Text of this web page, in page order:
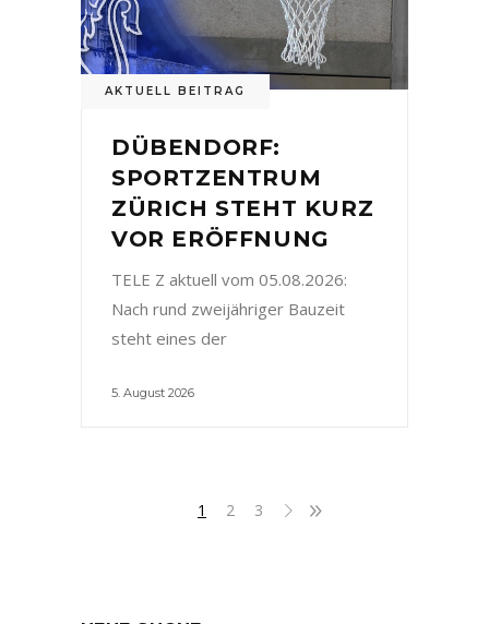
AKTUELL BEITRAG
DÜBENDORF:
SPORTZENTRUM
ZÜRICH STEHT KURZ
VOR ERÖFFNUNG
TELE Z aktuell vom 05.08.2026:
Nach rund zweijähriger Bauzeit
steht eines der
5. August 2026
1 2 3